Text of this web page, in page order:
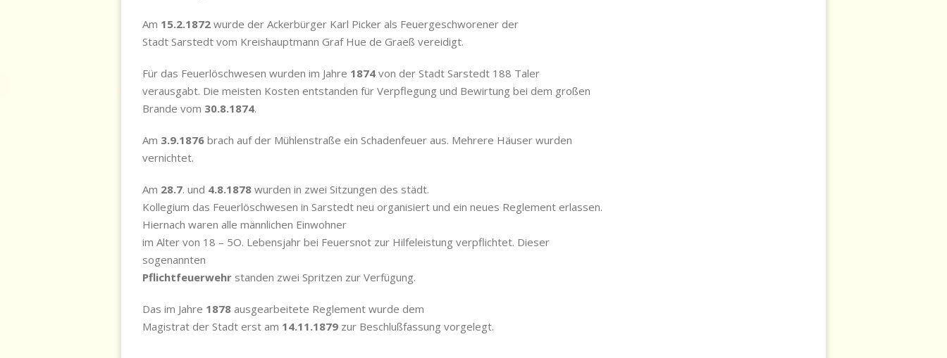
Am 15.2.1872 wurde der Ackerbürger Karl Picker als Feuergeschworener der
Stadt Sarstedt vom Kreishauptmann Graf Hue de Graeß vereidigt.
Für das Feuerlöschwesen wurden im Jahre 1874 von der Stadt Sarstedt 188 Taler
verausgabt. Die meisten Kosten entstanden für Verpflegung und Bewirtung bei dem großen
Brande vom 30.8.1874.
Am 3.9.1876 brach auf der Mühlenstraße ein Schadenfeuer aus. Mehrere Häuser wurden
vernichtet.
Am 28.7. und 4.8.1878 wurden in zwei Sitzungen des städt.
Kollegium das Feuerlöschwesen in Sarstedt neu organisiert und ein neues Reglement erlassen.
Hiernach waren alle männlichen Einwohner
im Alter von 18 – 5O. Lebensjahr bei Feuersnot zur Hilfeleistung verpflichtet. Dieser
sogenannten
Pflichtfeuerwehr standen zwei Spritzen zur Verfügung.
Das im Jahre 1878 ausgearbeitete Reglement wurde dem
Magistrat der Stadt erst am 14.11.1879 zur Beschlußfassung vorgelegt.